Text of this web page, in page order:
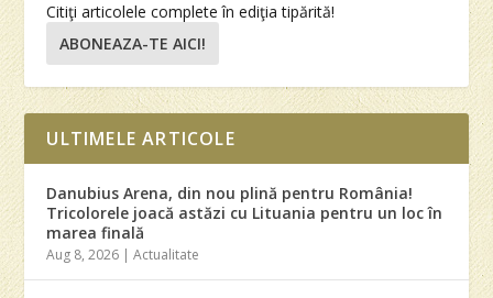
Citiţi articolele complete în ediţia tipărită!
ABONEAZA-TE AICI!
ULTIMELE ARTICOLE
Danubius Arena, din nou plină pentru România!
Tricolorele joacă astăzi cu Lituania pentru un loc în
marea finală
Aug 8, 2026 |Actualitate